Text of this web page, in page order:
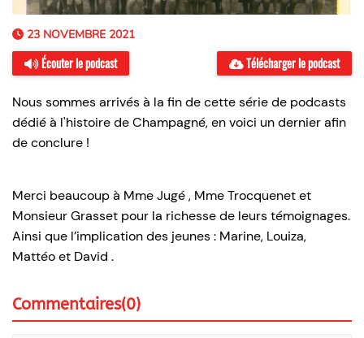
23 NOVEMBRE 2021
Écouter le podcast Télécharger le podcast
Nous sommes arrivés à la fin de cette série de podcasts
dédié à l'histoire de Champagné, en voici un dernier afin
de conclure !
Merci beaucoup à Mme Jugé , Mme Trocquenet et
Monsieur Grasset pour la richesse de leurs témoignages.
Ainsi que l’implication des jeunes : Marine, Louiza,
Mattéo et David .
Commentaires(0)